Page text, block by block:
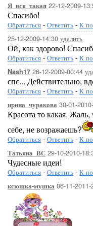
Я_вся_такая 22-12-2009-
Спасибо!
Обратиться - Ответить - К
25-12-2009-14:30 удалить
Ой, как здорово!
Обратиться - Ответить - К
Nash17 26-12-2009-00:44
спс... Действительно,
Обратиться - Ответить - К
ирина_чуракова 30-01-
Красота то какая. Жаль,
себе, не возражаешь?
Обратиться - Ответить - К
Татьяна_ВС 29-10-2010-
Чудесные идеи!
Обратиться - Ответить - К
ксюшка-мушка 06-11-